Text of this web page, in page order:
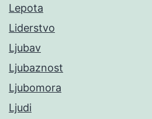
Lepota
Liderstvo
Ljubav
Ljubaznost
Ljubomora
Ljudi